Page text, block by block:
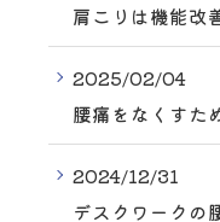
肩こりは機能改
2025/02/04
腰痛をなくすた
2024/12/31
デスクワークの